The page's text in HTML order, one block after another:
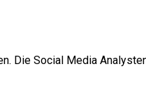
Die Social Media